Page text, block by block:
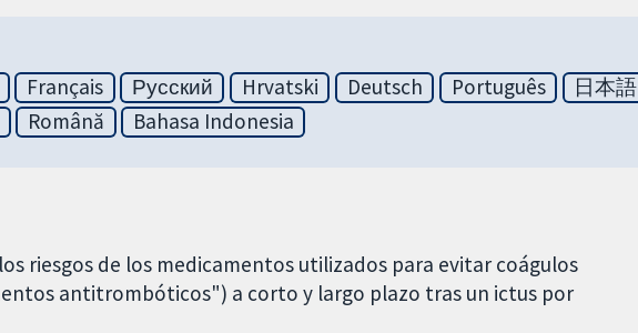
Français Русский Hrvatski Deutsch Português 日本語
Română Bahasa Indonesia
riesgos de los medicamentos utilizados para evitar coágulos
antitrombóticos") a corto y largo plazo tras un ictus por